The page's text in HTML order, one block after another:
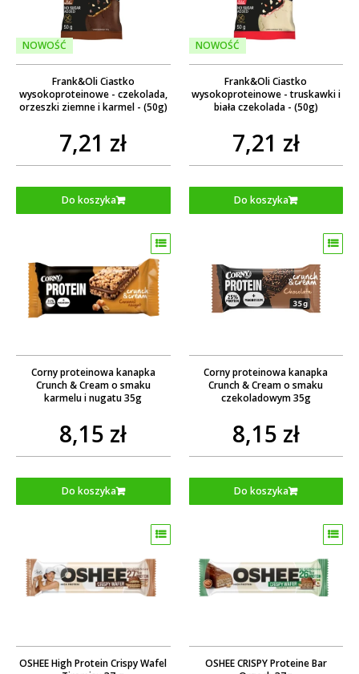
NOWOŚĆ
Frank&Oli Ciastko
wysokoproteinowe - czekolada,
orzeszki ziemne i karmel - (50g)
7,21 zł
Do koszyka
NOWOŚĆ
Frank&Oli Ciastko
wysokoproteinowe - truskawki i
biała czekolada - (50g)
7,21 zł
Do koszyka
Corny proteinowa kanapka
Crunch & Cream o smaku
karmelu i nugatu 35g
8,15 zł
Do koszyka
Corny proteinowa kanapka
Crunch & Cream o smaku
czekoladowym 35g
8,15 zł
Do koszyka
OSHEE High Protein Crispy Wafel
OSHEE CRISPY Proteine Bar